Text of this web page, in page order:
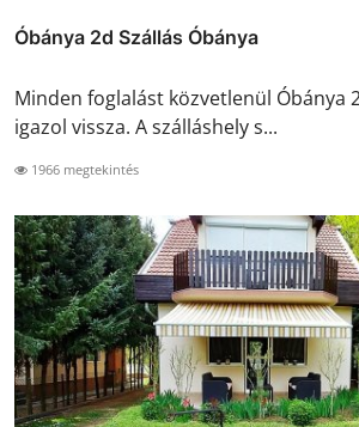
Óbánya 2d Szállás Óbánya
Minden foglalást közvetlenül Óbánya
igazol vissza. A szálláshely s...
1966 megtekintés